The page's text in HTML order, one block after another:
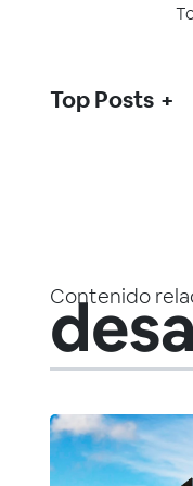
Contenido
Top Posts